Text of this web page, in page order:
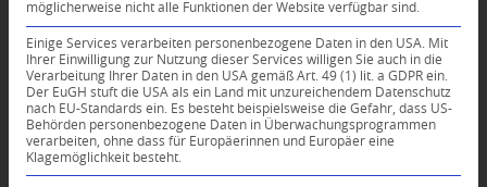
0
KOMMENTARE
Dein Kommentar
möglicherweise nicht alle Funktionen der Website verfügbar sind.
Einige Services verarbeiten personenbezogene Daten in den USA. Mit
Ihrer Einwilligung zur Nutzung dieser Services willigen Sie auch in die
Verarbeitung Ihrer Daten in den USA gemäß Art. 49 (1) lit. a GDPR ein.
Der EuGH stuft die USA als ein Land mit unzureichendem Datenschutz
nach EU-Standards ein. Es besteht beispielsweise die Gefahr, dass US-
Behörden personenbezogene Daten in Überwachungsprogrammen
verarbeiten, ohne dass für Europäerinnen und Europäer eine
Klagemöglichkeit besteht.